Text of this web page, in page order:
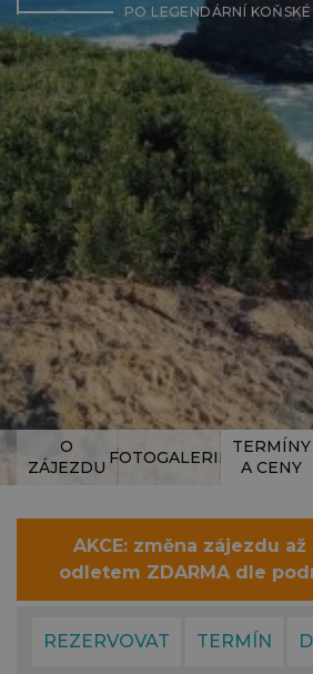
PO LEGENDÁRNÍ KOŇSKÉ
O
ZÁJEZDU
FOTOGALERIE
TERMÍNY
A CENY
AKCE: změna zájezdu
odletem ZDARMA dle
REZERVOVAT TERMÍN